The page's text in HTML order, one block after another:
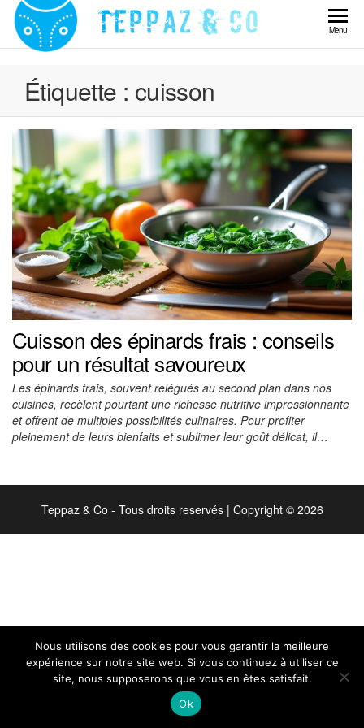
Skip
content
Teppaz
Menu
Étiquette : cuisson
Cuisson des épinards frais : conseils
pour un résultat savoureux
Les épinards frais, souvent relégués au second plan dans nos
cuisines, recèlent pourtant une richesse nutritive impressionnante
et offrent de multiples possibilités culinaires. Pour profiter
pleinement de leurs bienfaits et sublimer leur goût délicat, il…
Teppaz & Co - Tous droits reservés | Copyright © 2026
Nous utilisons des cookies pour vous garantir la meilleure
expérience sur notre site web. Si vous continuez à utiliser ce
site, nous supposerons que vous en êtes satisfait.
Ok